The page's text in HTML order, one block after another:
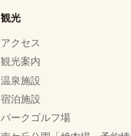
観光
アクセス
観光案内
温泉施設
宿泊施設
パークゴルフ場